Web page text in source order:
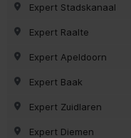
Expert Stadskanaal
Expert Raalte
Expert Apeldoorn
Expert Baak
Expert Zuidlaren
Expert Diemen